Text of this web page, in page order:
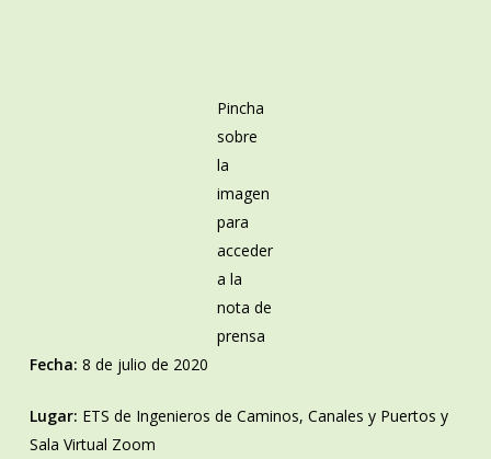
Pincha
sobre
la
imagen
para
acceder
a la
nota de
prensa
Fecha: 8 de julio de 2020
Lugar: ETS de Ingenieros de Caminos, Canales y Puertos y
Sala Virtual Zoom